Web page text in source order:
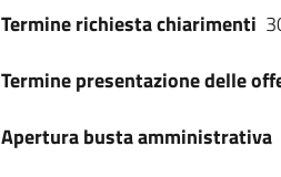
Termine richiesta chiarimenti
Termine presentazione delle
Apertura busta amministrativa